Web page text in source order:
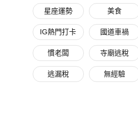
星座運勢 美食
IG熱門打卡 國道車禍
慣老闆 寺廟逃稅
逃漏稅 無經驗